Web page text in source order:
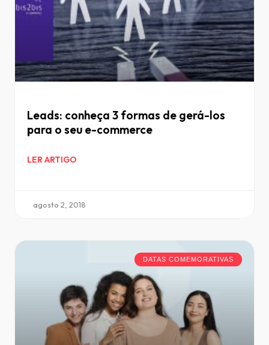
Leads: conheça 3 formas de gerá-los
para o seu e-commerce
LER ARTIGO
agosto 2, 2018
DATAS COMEMORATIVAS